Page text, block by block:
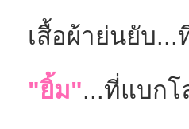
เสื้อผ้าย่นยับ...
"ยิ้ม"...ที่แบกโ